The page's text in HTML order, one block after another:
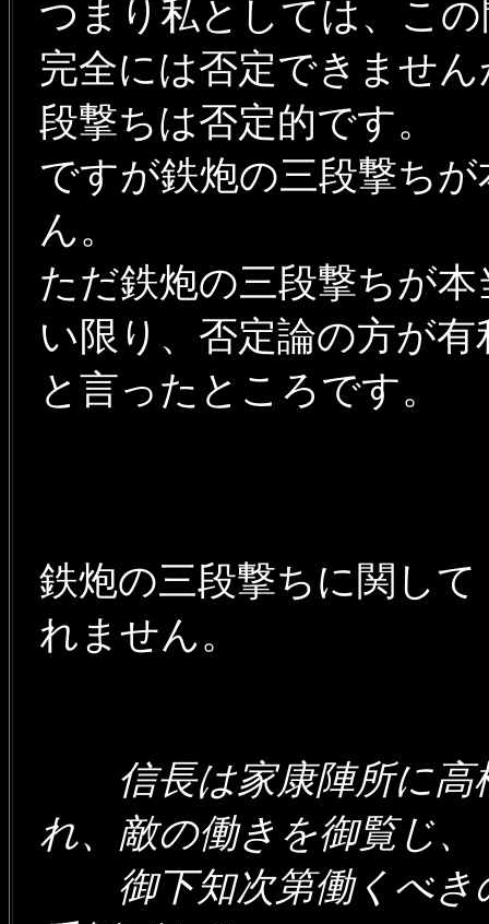
つまり私としては、こ
完全には否定できませ
段撃ちは否定的です。
ですが鉄炮の三段撃ち
ん。
ただ鉄炮の三段撃ちが
い限り、否定論の方が
と言ったところです。
鉄炮の三段撃ちに関し
れません。
信長は家康陣所に高
れ、敵の働きを御覧じ
御下知次第働くべき